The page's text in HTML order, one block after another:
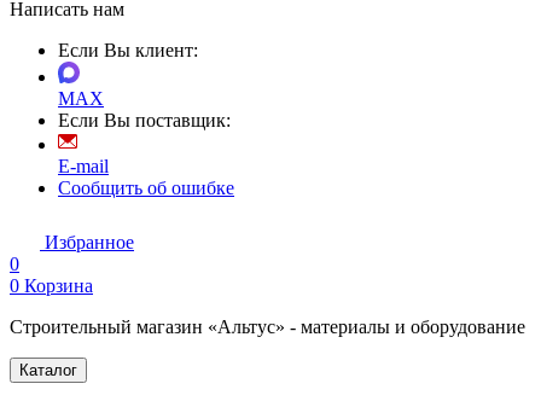
Написать нам
Если Вы клиент:
MAX
Если Вы поставщик:
E-mail
Сообщить об ошибке
Избранное
0
0 Корзина
Строительный магазин «Альтус» - материалы и оборудование
Каталог